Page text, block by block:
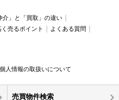
介」と「買取」の違い
売るポイント
よくある質問
個人情報の取扱いについて
売買物件検索